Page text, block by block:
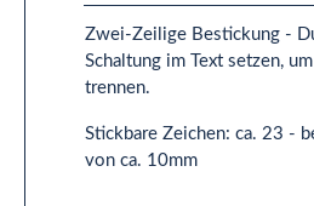
Zwei-Zeilige Bestickung -
Schaltung im Text setzen,
trennen.
Stickbare Zeichen: ca. 23 -
von ca. 10mm